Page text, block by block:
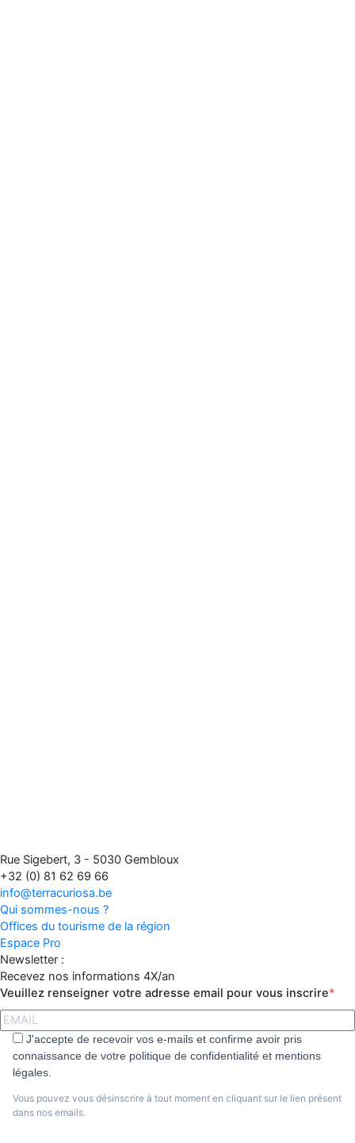
Rue Sigebert, 3 - 5030 Gembloux
+32 (0) 81 62 69 66
info@terracuriosa.be
Qui sommes-nous ?
Offices du tourisme de la région
Espace Pro
Newsletter :
Recevez nos informations 4X/an
Veuillez renseigner votre adresse email pour vous inscrire
J'accepte de recevoir vos e-mails et confirme avoir pris
connaissance de votre politique de confidentialité et mentions
légales.
Vous pouvez vous désinscrire à tout moment en cliquant sur le lien présent
dans nos emails.